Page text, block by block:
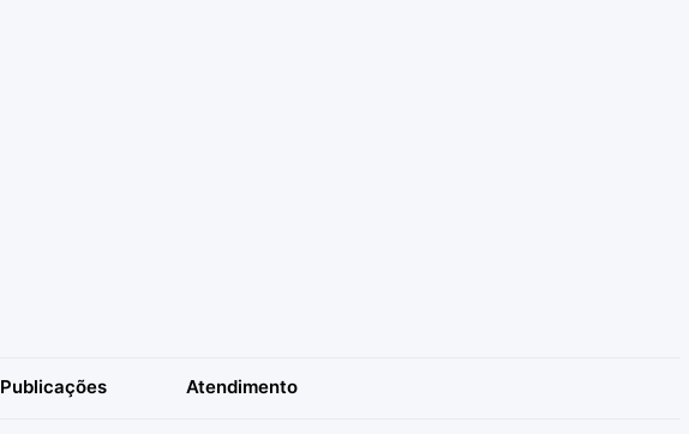
Publicações Atendimento